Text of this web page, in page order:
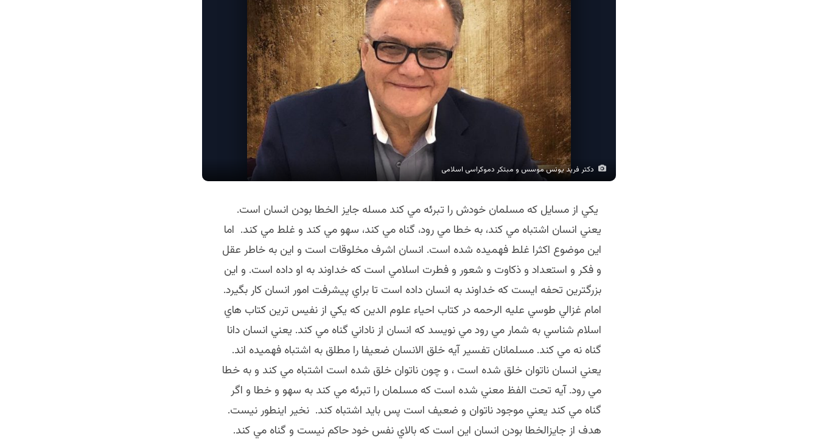
دکتر فرید یونس موسس و مبتکر دموکراسی اسلامی
يكي از مسايل كه مسلمان خودش را تبرئه مي كند مسله جايز الخطا بودن انسان است.
يعني انسان اشتباه مي كند، به خطا مي رود، گناه مي كند، سهو مي كند و غلط مي كند. اما
اين موضوع اكثرا غلط فهميده شده است. انسان اشرف مخلوقات است و اين به خاطر عقل
و فكر و استعداد و ذكاوت و شعور و فطرت اسلامي است كه خداوند به او داده است. و اين
بزرگترين تحفه ايست كه خداوند به انسان داده است تا براي پيشرفت امور انسان كار بگيرد.
امام غزالي طوسي عليه الرحمه در كتاب احياء علوم الدين كه يكي از نفيس ترين كتاب هاي
اسلام شناسي به شمار مي رود مي نويسد كه انسان از ناداني گناه مي كند. يعني انسان دانا
گناه نه مي كند. مسلمانان تفسير آيه خلق الانسان ضعيفا را مطلق به اشتباه فهميده اند.
يعني انسان ناتوان خلق شده است ، و چون ناتوان خلق شده است اشتباه مي كند و به خطا
مي رود. آيه تحت الفظ معني شده است كه مسلمان را تبرئه مي كند به سهو و خطا و اگر
گناه مي كند يعني موجود ناتوان و ضعيف است پس بايد اشتباه كند. نخير اينطور نيست.
هدف از جايزالخطا بودن انسان اين است كه بالاي نفس خود حاكم نيست و گناه مي كند.